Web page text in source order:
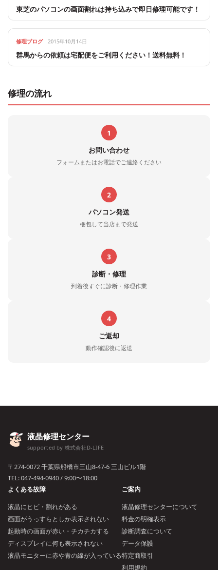
東芝のパソコンの画面割れは持ち込みで即日修理可能です！
修理ブログ 2015年10月14日
群馬からの依頼は宅配便をご利用ください！送料無料！
修理の流れ
1
お問い合わせ
フォームまたはお電話でご連絡ください
2
パソコン発送
梱包して当店まで発送
3
診断・修理
到着後すぐに診断・修理作業
4
ご返却
動作確認後に返送
液晶修理センター
supported by 株式会社D-LIFE
〒274-0072 千葉県船橋市三山8-47-6 三山ビル1階
TEL:047-494-0940/ 9:00〜18:00
よくある故障
液晶にヒビ・割れがある
画面がうっすらとしか表示されない
起動時の画面が赤い・チカチカする
ディスプレイに何も表示されない
液晶モニターに赤や青の線が入っている
ご案内
液晶修理センターについて
料金の明確表示
診断調査について
データ保護
特定商取引
利用規約